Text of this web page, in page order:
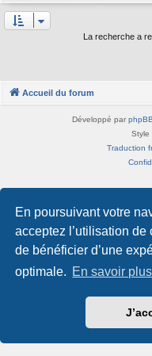
En poursuivant votre
acceptez l’utilisation
de bénéficier d’une
optimale. En savoir
La recherche a
Accueil du forum
Développé par phpBB
Style
Traduction